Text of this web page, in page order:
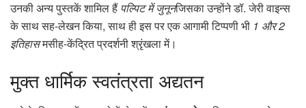
उनकी अन्य पुस्तकें शामिल हैं पल्पिट में जुनूनजिसका उन्होंने डॉ. जेरी वाइन्स
के साथ सह-लेखन किया, साथ ही इस पर एक आगामी टिप्पणी भी 1 और 2
इतिहासमसीह-केंद्रित प्रदर्शनी श्रृंखला में।
मुक्तधार्मिक स्वतंत्रता अद्यतन